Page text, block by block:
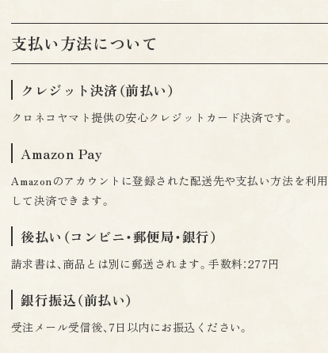
支払い方法について
クレジット決済（前払い）
クロネコヤマト提供の安心クレジットカード決済です。
Amazon Pay
Amazonのアカウントに登録された配送先や支払い方法を利用
して決済できます。
後払い（コンビニ・郵便局・銀行）
請求書は、商品とは別に郵送されます。手数料：277円
銀行振込（前払い）
受注メール受信後、7日以内にお振込ください。